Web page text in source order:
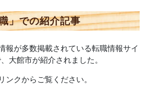
」での紹介記事
報が多数掲載されている転職情報サイ
大館市が紹介されました。
クからご覧ください。